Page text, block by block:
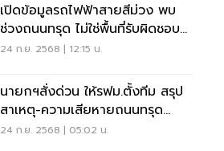
เปิดข้อมูลรถไฟฟ้าสายสีม่วง พบ
ช่วงถนนทรุด ไม่ใช่พื้นที่รับผิดชอบ
ซิโน-ไทย
24 ก.ย. 2568 | 12:15 น.
นายกฯสั่งด่วน ให้รฟม.ตั้งทีม สรุป
สาเหตุ-ความเสียหายถนนทรุด
ทำให้เร็วที่สุด
24 ก.ย. 2568 | 05:02 น.